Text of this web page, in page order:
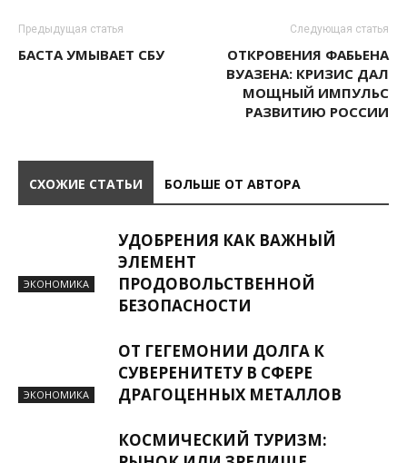
Предыдущая статья
БАСТА УМЫВАЕТ СБУ
Следующая статья
ОТКРОВЕНИЯ ФАБЬЕНА
ВУАЗЕНА: КРИЗИС ДАЛ
МОЩНЫЙ ИМПУЛЬС
РАЗВИТИЮ РОССИИ
СХОЖИЕ СТАТЬИ БОЛЬШЕ ОТ АВТОРА
ЭКОНОМИКА
УДОБРЕНИЯ КАК ВАЖНЫЙ
ЭЛЕМЕНТ
ПРОДОВОЛЬСТВЕННОЙ
БЕЗОПАСНОСТИ
ЭКОНОМИКА
ОТ ГЕГЕМОНИИ ДОЛГА К
СУВЕРЕНИТЕТУ В СФЕРЕ
ДРАГОЦЕННЫХ МЕТАЛЛОВ
КОСМИЧЕСКИЙ ТУРИЗМ: